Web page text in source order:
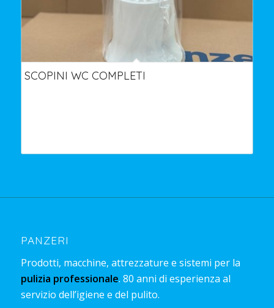
SCOPINI WC COMPLETI
PANZERI
Prodotti, macchine, attrezzature e sistemi per la
pulizia professionale. 80 anni di esperienza al
servizio dell’igiene e del pulito.